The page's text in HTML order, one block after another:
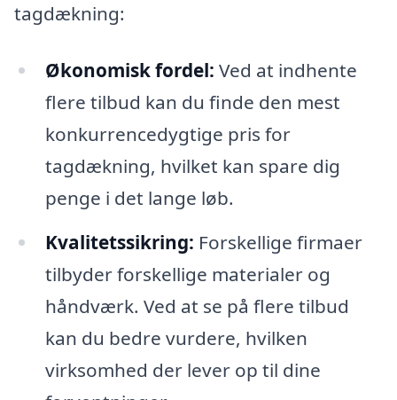
tagdækning:
Økonomisk fordel: Ved at indhente
flere tilbud kan du finde den mest
konkurrencedygtige pris for
tagdækning, hvilket kan spare dig
penge i det lange løb.
Kvalitetssikring: Forskellige firmaer
tilbyder forskellige materialer og
håndværk. Ved at se på flere tilbud
kan du bedre vurdere, hvilken
virksomhed der lever op til dine